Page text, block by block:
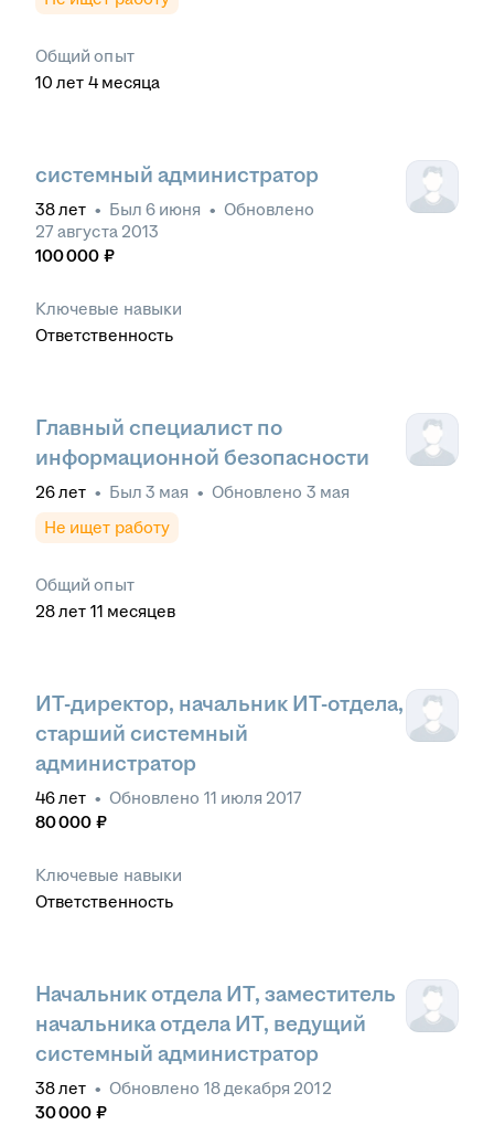
Общий опыт
10 лет 4 месяца
системный администратор
38лет • Был 6 июня • Обновлено
27 августа 2013
100 000 ₽
Ключевые навыки
Ответственность
Главный специалист по
информационной безопасности
26лет • Был 3 мая • Обновлено 3 мая
Не ищет работу
Общий опыт
28лет 11 месяцев
ИТ-директор, начальник ИТ-отдела,
старший системный
администратор
46лет • Обновлено 11 июля 2017
80 000 ₽
Ключевые навыки
Ответственность
Начальник отдела ИТ, заместитель
начальника отдела ИТ, ведущий
системный администратор
38лет • Обновлено 18 декабря 2012
30 000 ₽